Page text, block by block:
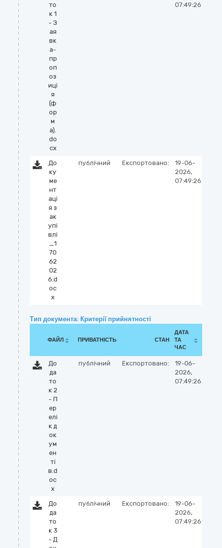
то
к 1
- З
ая
вк
а-
пр
оп
оз
иці
я
(ф
ор
м
а).
do
cx
07:49:26
До
ку
ме
нт
аці
я з
ак
упі
влі
_1
70
62
02
6.d
oc
x
публічний Експортовано:
19-06-
2026,
07:49:26
Тип документа: Критерії прийнятності
ФАЙЛ ПРИВАТНІСТЬ СТАН
ДАТА
ТА
ЧАС
До
да
то
к 2
- П
ер
елі
к д
ок
ум
ен
ті
в.d
oc
x
публічний Експортовано:
19-06-
2026,
07:49:26
До
да
то
к 3
- Д
публічний Експортовано:
19-06-
2026,
07:49:26